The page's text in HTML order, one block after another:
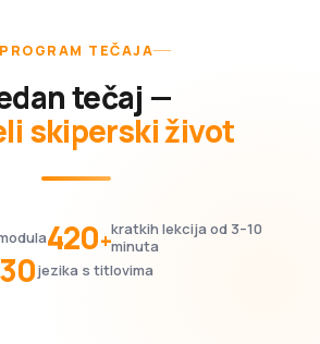
PROGRAM TEČAJA
tečaj —
skiperski život
420+kratkih lekcija od 3–10
minuta
30jezika s titlovima